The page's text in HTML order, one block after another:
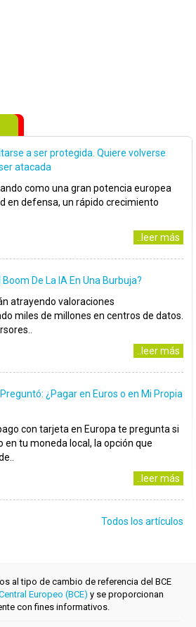
a ser protegida. Quiere volverse
atacada
como una gran potencia europea
en defensa, un rápido crecimiento
..leer más
De La IA En Una Burbuja?
atrayendo valoraciones
miles de millones en centros de datos.
..leer más
¿Pagar en Euros o en Mi Propia
con tarjeta en Europa te pregunta si
en tu moneda local, la opción que
..leer más
Todos los artículos
al tipo de cambio de referencia del BCE
Europeo (BCE) y se proporcionan
con fines informativos.